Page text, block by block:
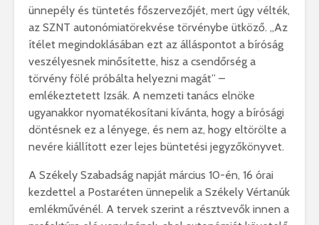
ünnepély és tüntetés főszervezőjét, mert úgy vélték,
az SZNT autonómiatörekvése törvénybe ütköző. „Az
ítélet megindoklásában ezt az álláspontot a bíróság
veszélyesnek minősítette, hisz a csendőrség a
törvény fölé próbálta helyezni magát” –
emlékeztetett Izsák. A nemzeti tanács elnöke
ugyanakkor nyomatékosítani kívánta, hogy a bírósági
döntésnek ez a lényege, és nem az, hogy eltörölte a
nevére kiállított ezer lejes büntetési jegyzőkönyvet.
A Székely Szabadság napját március 10-én, 16 órai
kezdettel a Postaréten ünnepelik a Székely Vértanúk
emlékművénél. A tervek szerint a résztvevők innen a